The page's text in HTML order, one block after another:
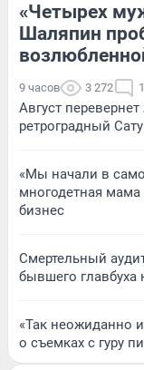
«Четырех
Шаляпин
9 часов 3 272 1
Август
ретроградный
«Мы начали в
многодетная мама
бизнес
Смертельный
бывшего
«Так неожиданно
о съемках с гуру